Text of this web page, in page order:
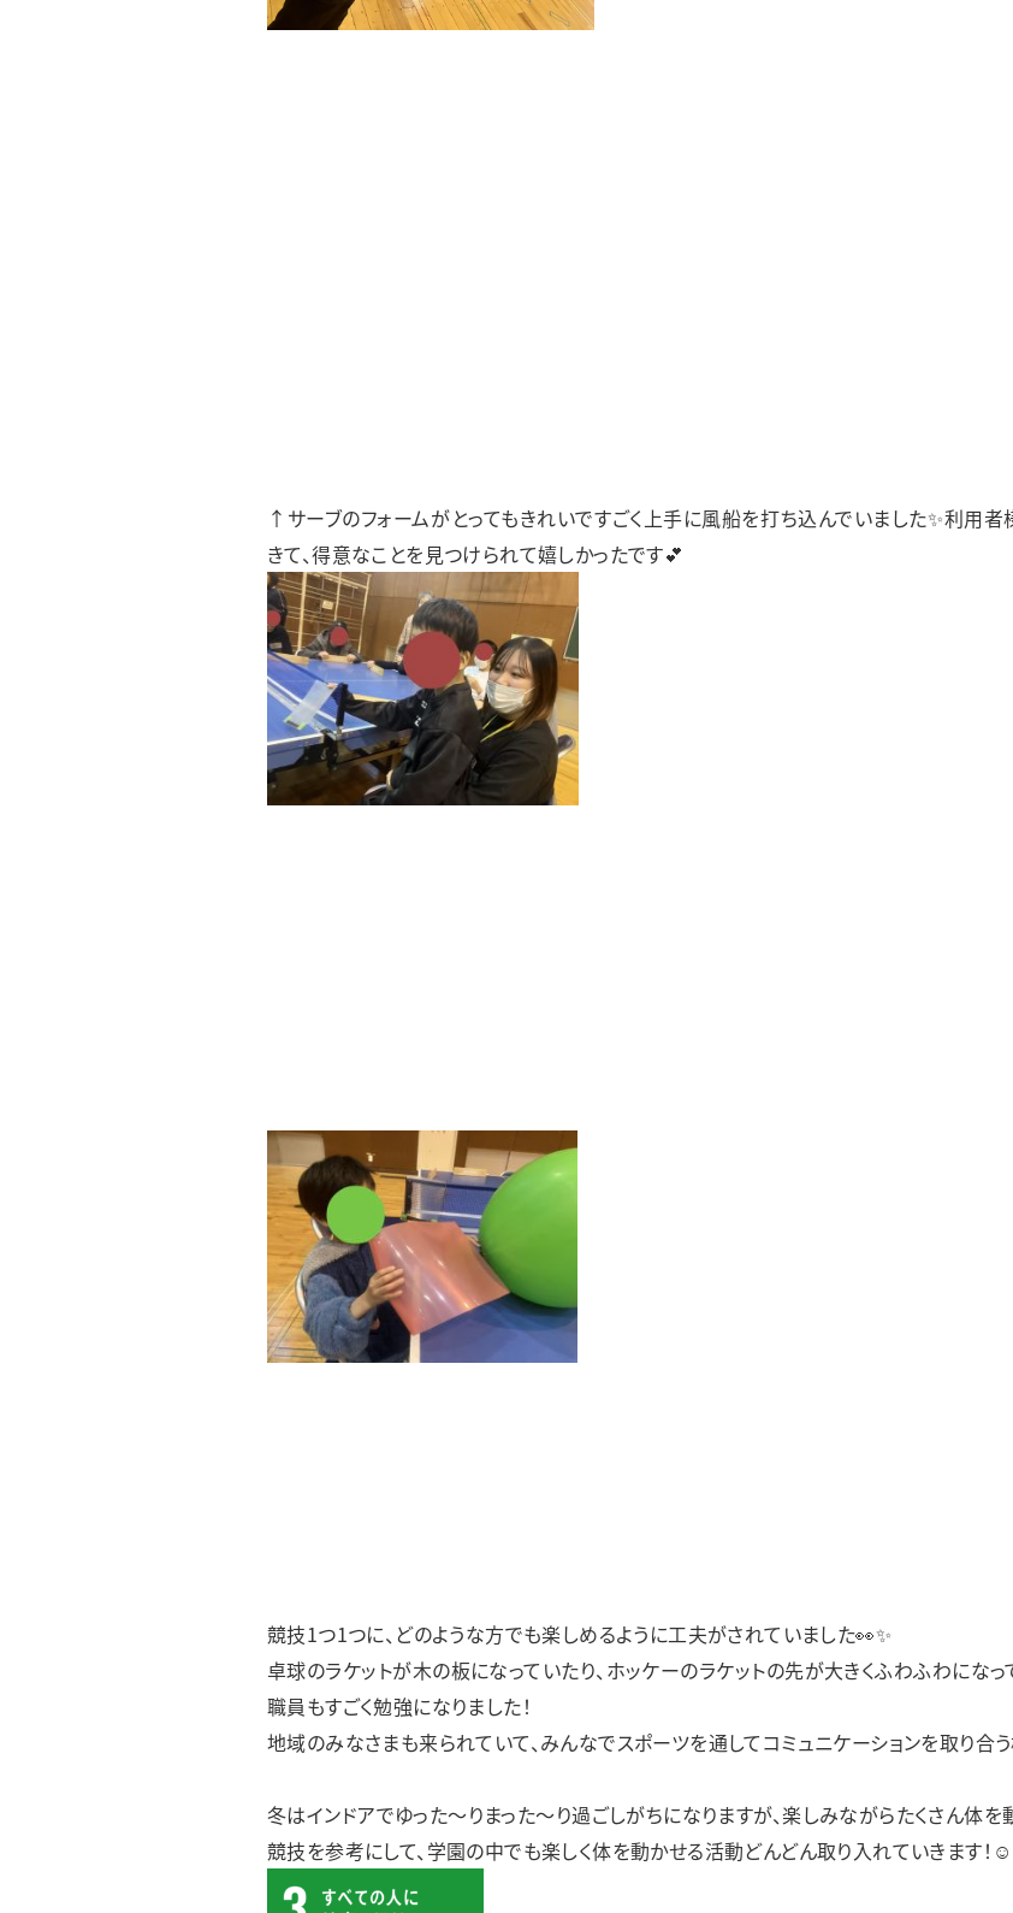
↑サーブのフォームがとってもきれいですごく上手に風船を打ち込んでいました✨利用
きて、得意なことを見つけられて嬉しかったです💕
競技1つ1つに、どのような方でも楽しめるように工夫がされていました👀✨
卓球のラケットが木の板になっていたり、ホッケーのラケットの先が大きくふわふわにな
職員もすごく勉強になりました！
地域のみなさまも来られていて、みんなでスポーツを通してコミュニケーションを取り合
冬はインドアでゆった～りまった～り過ごしがちになりますが、楽しみながらたくさん体
競技を参考にして、学園の中でも楽しく体を動かせる活動どんどん取り入れていきます！☺